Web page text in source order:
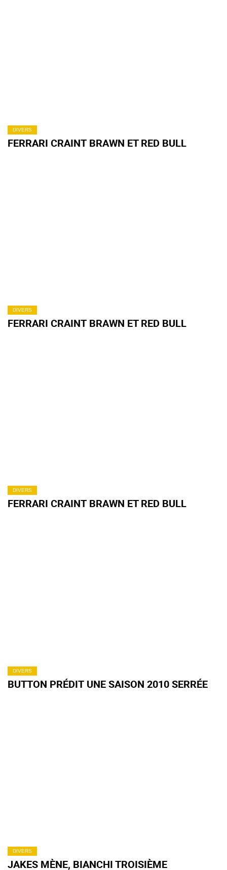
DIVERS
FERRARI CRAINT BRAWN ET RED BULL
DIVERS
FERRARI CRAINT BRAWN ET RED BULL
DIVERS
FERRARI CRAINT BRAWN ET RED BULL
DIVERS
BUTTON PRÉDIT UNE SAISON 2010 SERRÉE
DIVERS
JAKES MÈNE, BIANCHI TROISIÈME